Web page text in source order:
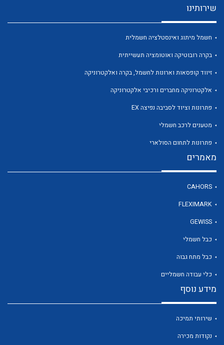
לכל מוצרי היצרן
שירותינו
חשמל מיתוג ואינסטלציה חשמלית
בקרה רובוטיקה ואוטומציה תעשייתית
זיווד קופסאות וארונות לחשמל, בקרה ואלקטרוניקה
אלקטרוניקה מחברים ורכיבי אלקטרוניקה
פתרונות וציוד לסביבה נפיצה EX
מטענים לרכב חשמלי
פתרונות לתחום הסולארי
מאמרים
CAHORS
FLEXIMARK
GEWISS
כבל חשמלי
כבל מתח גבוה
כלי עבודה חשמליים
מידע נוסף
שירותי תמיכה
נקודות מכירה